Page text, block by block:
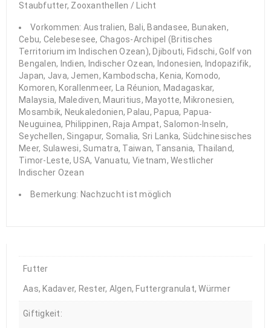
Staubfutter, Zooxanthellen / Licht
Vorkommen: Australien, Bali, Bandasee, Bunaken,
Cebu, Celebesesee, Chagos-Archipel (Britisches
Territorium im Indischen Ozean), Djibouti, Fidschi, Golf von
Bengalen, Indien, Indischer Ozean, Indonesien, Indopazifik,
Japan, Java, Jemen, Kambodscha, Kenia, Komodo,
Komoren, Korallenmeer, La Réunion, Madagaskar,
Malaysia, Malediven, Mauritius, Mayotte, Mikronesien,
Mosambik, Neukaledonien, Palau, Papua, Papua-
Neuguinea, Philippinen, Raja Ampat, Salomon-Inseln,
Seychellen, Singapur, Somalia, Sri Lanka, Südchinesisches
Meer, Sulawesi, Sumatra, Taiwan, Tansania, Thailand,
Timor-Leste, USA, Vanuatu, Vietnam, Westlicher
Indischer Ozean
Bemerkung: Nachzucht ist möglich
Futter
Aas, Kadaver, Rester, Algen, Futtergranulat, Würmer
Giftigkeit: